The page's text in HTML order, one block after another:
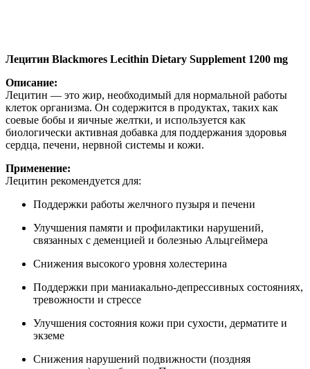
Лецитин Blackmores Lecithin Dietary Supplement 1200 mg
Описание:
Лецитин — это жир, необходимый для нормальной работы
клеток организма. Он содержится в продуктах, таких как
соевые бобы и яичные желтки, и используется как
биологически активная добавка для поддержания здоровья
сердца, печени, нервной системы и кожи.
Применение:
Лецитин рекомендуется для:
Поддержки работы желчного пузыря и печени
Улучшения памяти и профилактики нарушений,
связанных с деменцией и болезнью Альцгеймера
Снижения высокого уровня холестерина
Поддержки при маниакально-депрессивных состояниях,
тревожности и стрессе
Улучшения состояния кожи при сухости, дерматите и
экземе
Снижения нарушений подвижности (поздняя